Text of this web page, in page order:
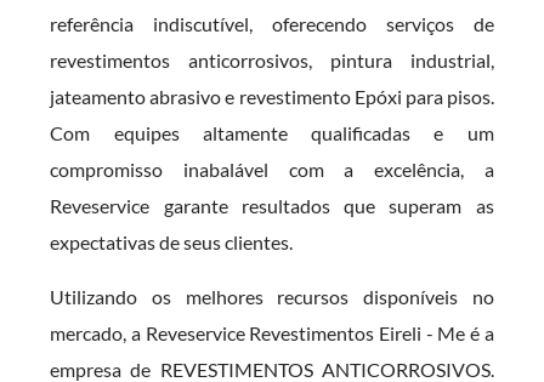
referência indiscutível, oferecendo serviços de
revestimentos anticorrosivos, pintura industrial,
jateamento abrasivo e revestimento Epóxi para pisos.
Com equipes altamente qualificadas e um
compromisso inabalável com a excelência, a
Reveservice garante resultados que superam as
expectativas de seus clientes.
Utilizando os melhores recursos disponíveis no
mercado, a Reveservice Revestimentos Eireli - Me é a
empresa de REVESTIMENTOS ANTICORROSIVOS.